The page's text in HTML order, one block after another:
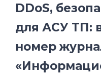
DDoS,
для АСУ ТП:
номер